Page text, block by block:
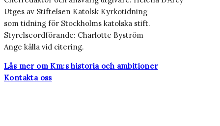
Utges av Stiftelsen Katolsk Kyrkotidning
som tidning för Stockholms katolska stift.
Styrelseordförande: Charlotte Byström
Ange källa vid citering.
Läs mer om Km:s historia och ambitioner
Kontakta oss